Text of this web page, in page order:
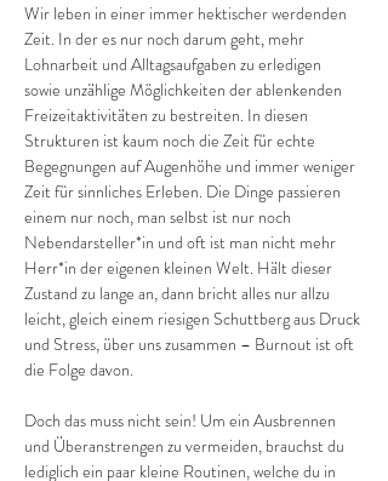
Wir leben in einer immer hektischer werdenden
Zeit. In der es nur noch darum geht, mehr
Lohnarbeit und Alltagsaufgaben zu erledigen
sowie unzählige Möglichkeiten der ablenkenden
Freizeitaktivitäten zu bestreiten. In diesen
Strukturen ist kaum noch die Zeit für echte
Begegnungen auf Augenhöhe und immer weniger
Zeit für sinnliches Erleben. Die Dinge passieren
einem nur noch, man selbst ist nur noch
Nebendarsteller*in und oft ist man nicht mehr
Herr*in der eigenen kleinen Welt. Hält dieser
Zustand zu lange an, dann bricht alles nur allzu
leicht, gleich einem riesigen Schuttberg aus Druck
und Stress, über uns zusammen – Burnout ist oft
die Folge davon.
Doch das muss nicht sein! Um ein Ausbrennen
und Überanstrengen zu vermeiden, brauchst du
lediglich ein paar kleine Routinen, welche du in